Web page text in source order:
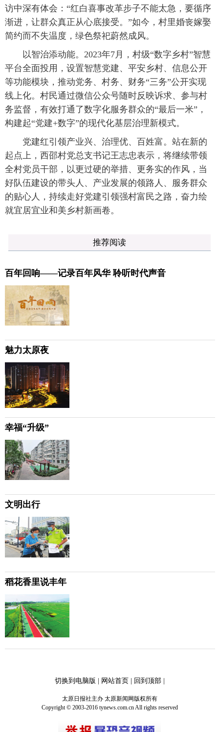
访中深有体会：“红白喜事改革步子不能太急，要循序
渐进，让群众真正从心底接受。”如今，村里婚丧嫁娶
简约而不失温度，绿色祭祀蔚然成风。
以智治添动能。2023年7月，村级“数字乡村”智慧
平台全面投用，设置智慧党建、平安乡村、信息公开
等功能模块，推动党务、村务、财务“三务”公开实现
线上化。村民通过微信公众号随时反映诉求、参与村
务监督，有效打通了数字化服务群众的“最后一米”，
构建起“党建+数字”的现代化基层治理新模式。
党建红引领产业兴、治理优、百姓富。站在新的
起点上，西邵村党总支书记王志忠表示，将继续带领
全村党员干部，以更过硬的举措、更务实的作风，当
好队伍建设的带头人、产业发展的领路人、服务群众
的贴心人，持续走好党建引领强村富民之路，奋力绘
就宜居宜业和美乡村新画卷。
推荐阅读
百年回响——记录百年风华 聆听时代声音
魅力太原夜
幸福“升级”
文明出行
稻花香里说丰年
切换到电脑版 网站首页 回到顶部|
太原日报社主办 太原新闻网版权所有
Copyright © 2003-2016 tynews.com.cn All rights reserved